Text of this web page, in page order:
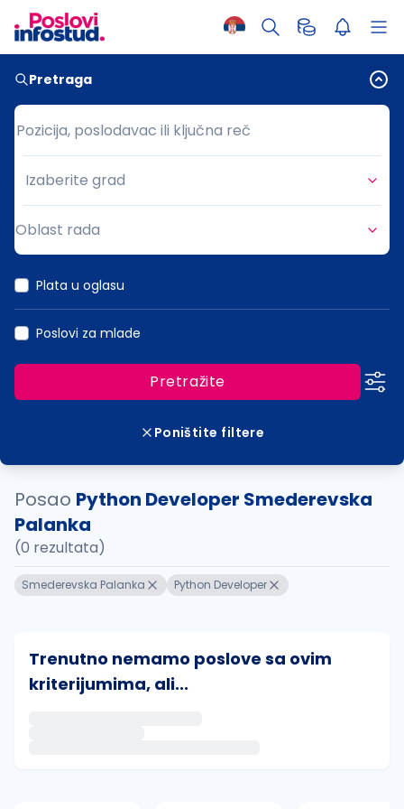
Pretraga
Pozicija, poslodavac ili ključna reč
Pozicija, poslodavac ili ključna reč
Grad
Izaberite grad
Oblast rada
Plata u oglasu
Poslovi za mlade
Pretražite
Poništite filtere
Posao Python Developer Smederevska
Palanka
(0 rezultata)
Smederevska Palanka Python Developer
Trenutno nemamo poslove sa ovim
kriterijumima, ali...